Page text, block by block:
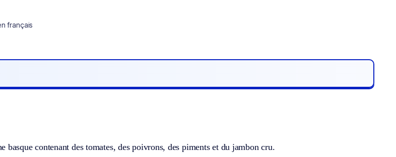
français
basque contenant des tomates, des poivrons, des piments et du jambon cru.